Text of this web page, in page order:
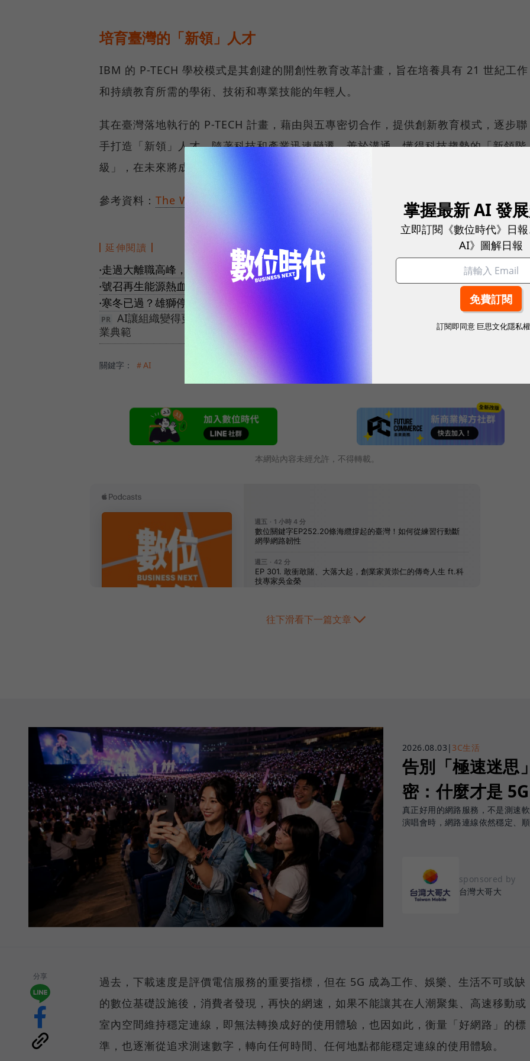
培育臺灣的「新領」人才
IBM 的 P-TECH 學校模式是其創建的開創性教育改革計畫，旨在培養具有 21 世紀工作
和持續教育所需的學術、技術和專業技能的年輕人。
其在臺灣落地執行的 P-TECH 計畫，藉由與五專密切合作，提供創新教育模式，逐步聯
手打造「新領」人才。隨著科技和產業迅速變遷，善於溝通、懂得科技趨勢的「新領階
級」，在未來將成為具備潛力的搶手人才。
參考資料： The Wall Street Journal
延伸閱讀
● 走過大離職高峰，大回鍋潮來了！麥肯錫：企業搶才必把握3原則
●號召再生能源熱血青年！上緯新能源釋出逾40個職缺，培養離岸風電人才
● 寒冬已過？雄獅停止減班、擴大徵300名業務，鳳凰恢復至8成人力
AI讓組織變得更有效率，但誰能決定企業將走到哪？百大MVP倒數徵件中！成為下一代產
業典範
關鍵字： ＃AI
本網站內容未經允許，不得轉載。
往下滑看下一篇文章
2026.08.03 | 3C生活
告別「極速迷
密：什麼才是
真正好用的網路服務，不是測速
演唱會時，網路連線依然穩定、順
sponsored by
台灣大哥大
分享
過去，下載速度是評價電信服務的重要指標，但在 5G 成為工作、娛樂、生活不可或缺
的數位基礎設施後，消費者發現，再快的網速，如果不能讓其在人潮聚集、高速移動或
室內空間維持穩定連線，即無法轉換成好的使用體驗，也因如此，衡量「好網路」的標
準，也逐漸從追求測速數字，轉向任何時間、任何地點都能穩定連線的使用體驗。
掌握最新 AI 發展
立即訂閱《數位時代》日
AI》圖解日報
訂閱即同意 巨思文化隱私